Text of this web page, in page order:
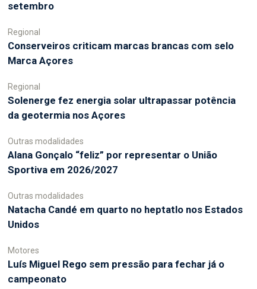
setembro
Regional
Conserveiros criticam marcas brancas com selo
Marca Açores
Regional
Solenerge fez energia solar ultrapassar potência
da geotermia nos Açores
Outras modalidades
Alana Gonçalo “feliz” por representar o União
Sportiva em 2026/2027
Outras modalidades
Natacha Candé em quarto no heptatlo nos Estados
Unidos
Motores
Luís Miguel Rego sem pressão para fechar já o
campeonato